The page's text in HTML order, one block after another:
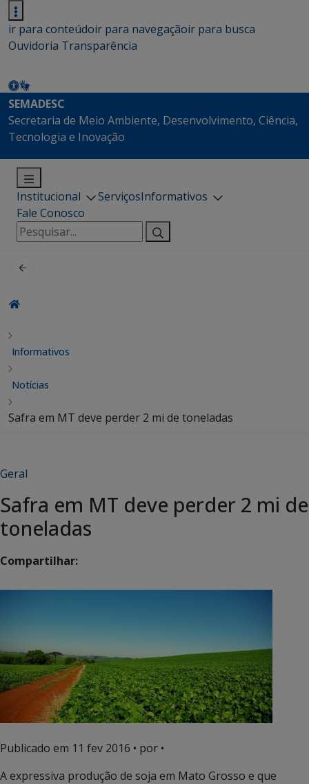
ir para conteúdoir para navegaçãoir para busca
Ouvidoria Transparência
SEMADESC
Secretaria de Meio Ambiente, Desenvolvimento, Ciência,
Tecnologia e Inovação
Institucional ServiçosInformativos
Fale Conosco
Pesquisar
por:
Informativos
Notícias
Safra em MT deve perder 2 mi de toneladas
Geral
Safra em MT deve perder 2 mi de
toneladas
Compartilhar:
Publicado em 11 fev 2016 • por •
A expressiva produção de soja em Mato Grosso e que